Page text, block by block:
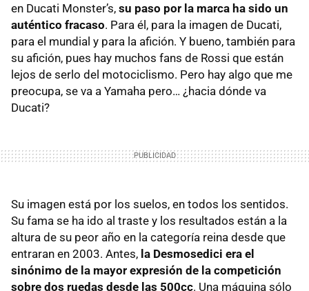
en Ducati Monster’s, su paso por la marca ha sido un
auténtico fracaso. Para él, para la imagen de Ducati,
para el mundial y para la afición. Y bueno, también para
su afición, pues hay muchos fans de Rossi que están
lejos de serlo del motociclismo. Pero hay algo que me
preocupa, se va a Yamaha pero… ¿hacia dónde va
Ducati?
Su imagen está por los suelos, en todos los sentidos.
Su fama se ha ido al traste y los resultados están a la
altura de su peor año en la categoría reina desde que
entraran en 2003. Antes, la Desmosedici era el
sinónimo de la mayor expresión de la competición
sobre dos ruedas desde las 500cc. Una máquina sólo